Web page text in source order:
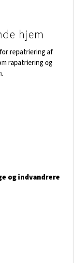
hjem
repatriering af
rapatriering og
og indvandrere